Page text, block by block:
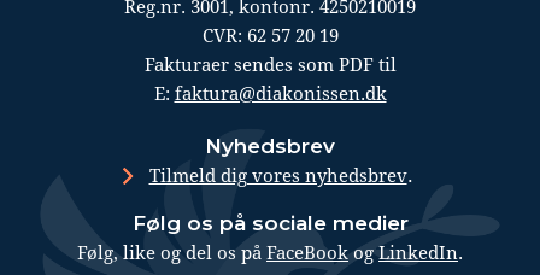
Nyhedsbrev
Tilmeld dig vores nyhedsbrev.
Følg os på sociale medier
Følg, like og del os på FaceBookogLinkedIn.
Reg.nr. 3001, kontonr. 4250210019
CVR: 62 57 20 19
Fakturaer sendes som PDF til
E: faktura@diakonissen.dk